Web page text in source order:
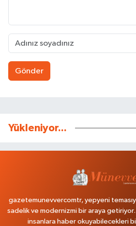
Gönder
Yükleniyor...
gazetemunevvercomtr, yepyeni
sadelik ve modernizmi bir araya getiriyor.
insanlara haber okuyabilecekleri